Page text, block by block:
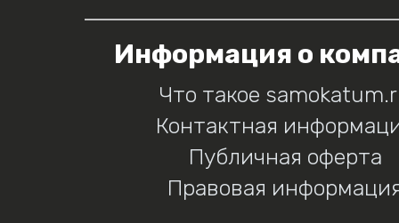
Информация о
Что такое
Контактная
Публичная оферта
Правовая